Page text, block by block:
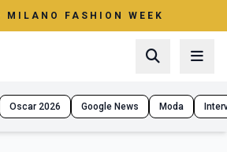
MILANO FASHION WEEK
Oscar 2026 Google News Moda